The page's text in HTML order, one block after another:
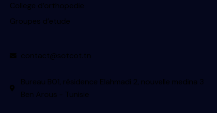
College d’orthopedie
Groupes d’etude
contact@sotcot.tn
Bureau B01, résidence Elahmadi 2, nouvelle medina 3
Ben Arous - Tunisie